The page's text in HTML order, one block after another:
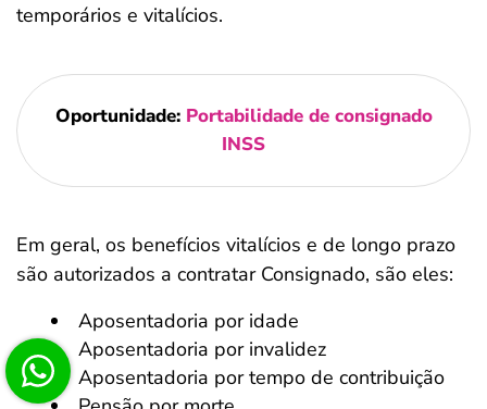
temporários e vitalícios.
Oportunidade: Portabilidade de consignado
INSS
Em geral, os benefícios vitalícios e de longo prazo
são autorizados a contratar Consignado, são eles:
Aposentadoria por idade
Aposentadoria por invalidez
Aposentadoria por tempo de contribuição